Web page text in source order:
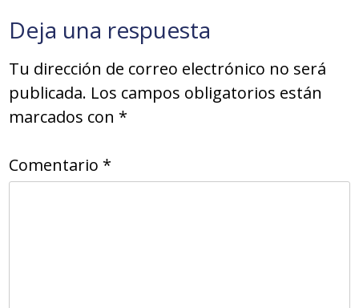
entradas
Deja una respuesta
Tu dirección de correo electrónico no será
publicada. Los campos obligatorios están
marcados con *
Comentario *